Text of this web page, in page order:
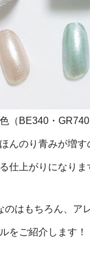
（BE340・
んのり青みが増
仕上がりになりま
はもちろん、ア
をご紹介します！